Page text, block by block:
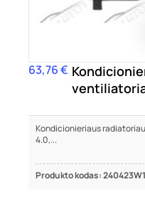
Kaina
63,76 €
Kondicionieriaus
4.0,...
Produkto kodas: 240423W1